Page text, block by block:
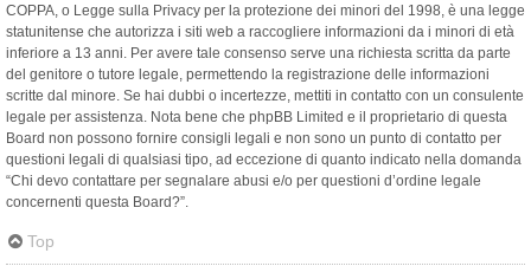
COPPA, o Legge sulla Privacy per la protezione dei minori del 1998, è una legge
statunitense che autorizza i siti web a raccogliere informazioni da i minori di età
inferiore a 13 anni. Per avere tale consenso serve una richiesta scritta da parte
del genitore o tutore legale, permettendo la registrazione delle informazioni
scritte dal minore. Se hai dubbi o incertezze, mettiti in contatto con un consulente
legale per assistenza. Nota bene che phpBB Limited e il proprietario di questa
Board non possono fornire consigli legali e non sono un punto di contatto per
questioni legali di qualsiasi tipo, ad eccezione di quanto indicato nella domanda
“Chi devo contattare per segnalare abusi e/o per questioni d’ordine legale
concernenti questa Board?”.
Top